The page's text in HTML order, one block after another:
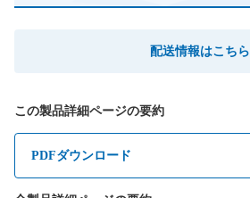
配送情報はこちら
この製品詳細ページの要約
PDFダウンロード